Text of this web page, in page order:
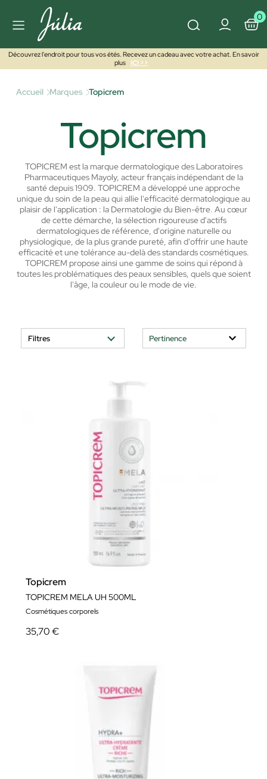
0
Découvrez l'endroit pour tous vos étés. Recevez un cadeau avec votre achat. En savoir
plus
ICI >>
Accueil Marques Topicrem
Topicrem
TOPICREM est la marque dermatologique des Laboratoires
Pharmaceutiques Mayoly, acteur français indépendant de la
santé depuis 1909. TOPICREM a développé une approche
unique du soin de la peau qui allie l'efficacité dermatologique au
plaisir de l'application : la Dermatologie du Bien-être. Au cœur
de cette démarche, la sélection rigoureuse d'actifs
dermatologiques de référence, d'origine naturelle ou
physiologique, de la plus grande pureté, afin d'offrir une haute
efficacité et une tolérance au-delà des standards cosmétiques.
TOPICREM propose ainsi une gamme de soins qui répond à
toutes les problématiques des peaux sensibles, quels que soient
l'âge, la couleur ou le mode de vie.
Filtres
Topicrem
TOPICREM MELA UH 500ML
Cosmétiques corporels
35,70 €